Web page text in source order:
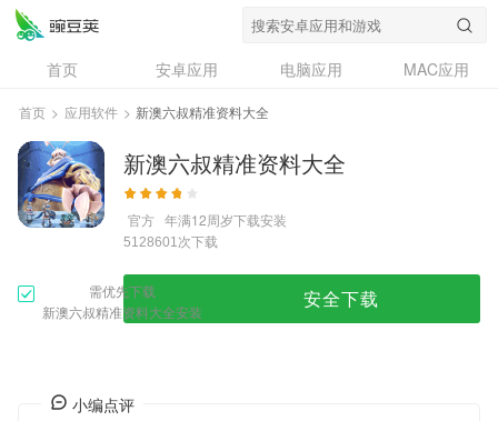
首页 安卓应用 电脑应用
MAC应用
资讯
专题
问答
首页 > 应用软件 > 新澳六叔精准资料大全
新澳六叔精准资料大全
官方 年满12周岁下载安装
5128601次下载
需优先下载
新澳六叔精准资料大全安装
安全下载
小编点评